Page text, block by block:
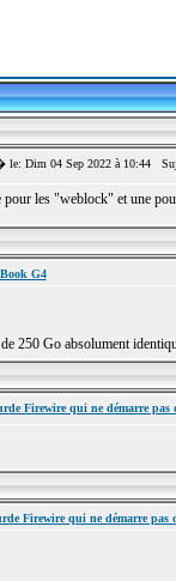
Dim 04 Sep 2022 à 10:44
les "weblock" et une
G4
250 Go absolument
Firewire qui ne démarre pas
Firewire qui ne démarre pas